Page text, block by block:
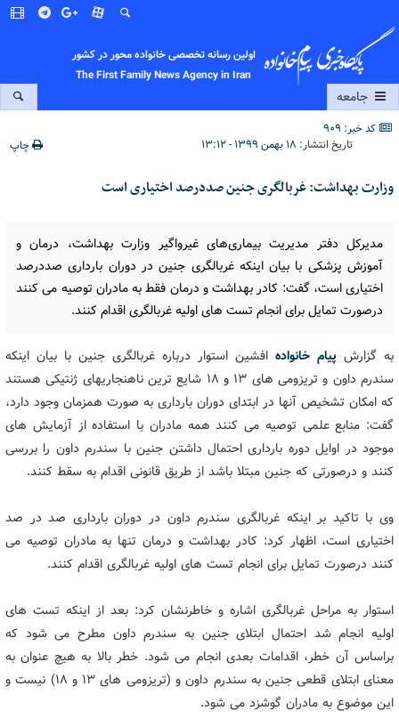
اولین رسانه تخصصی خانواده محور در کشور
The First Family News Agency in Iran
جامعه
کد خبر: 909
تاریخ انتشار: ۱۸ بهمن ۱۳۹۹ - ۱۳:۱۲ چاپ
وزارت بهداشت: غربالگری جنین صددرصد اختیاری است
مدیرکل دفتر مدیریت بیماری‌های غیرواگیر وزارت بهداشت، درمان و
آموزش پزشکی با بیان اینکه غربالگری جنین در دوران بارداری صددرصد
اختیاری است، گفت: کادر بهداشت و درمان فقط به مادران توصیه می کنند
درصورت تمایل برای انجام تست های اولیه غربالگری اقدام کنند.
به گزارش پیام خانواده افشین استوار درباره غربالگری جنین با بیان اینکه
سندرم داون و تریزومی های 13 و 18 شایع ترین ناهنجاریهای ژنتیکی هستند
که امکان تشخیص آنها در ابتدای دوران بارداری به صورت همزمان وجود دارد،
گفت: منابع علمی توصیه می کنند همه مادران با استفاده از آزمایش های
موجود در اوایل دوره بارداری احتمال داشتن جنین با سندرم داون را بررسی
کنند و درصورتی که جنین مبتلا باشد از طریق قانونی اقدام به سقط کنند.
وی با تاکید بر اینکه غربالگری سندرم داون در دوران بارداری صد در صد
اختیاری است، اظهار کرد: کادر بهداشت و درمان تنها به مادران توصیه می
کنند درصورت تمایل برای انجام تست های اولیه غربالگری اقدام کنند.
استوار به مراحل غربالگری اشاره و خاطرنشان کرد: بعد از اینکه تست های
اولیه انجام شد احتمال ابتلای جنین به سندرم داون مطرح می شود که
براساس آن خطر، اقدامات بعدی انجام می شود. خطر بالا به هیچ عنوان به
معنای ابتلای قطعی جنین به سندرم داون و (تریزومی های 13 و 18) نیست و
این موضوع به مادران گوشزد می شود.